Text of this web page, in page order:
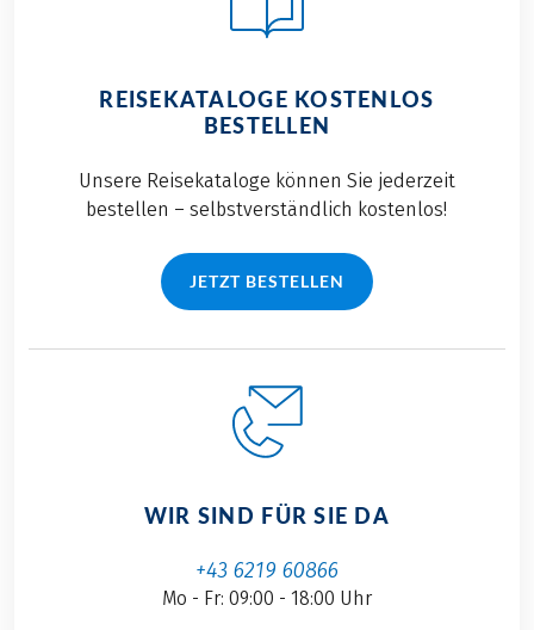
REISEKATALOGE KOSTENLOS
BESTELLEN
Unsere Reisekataloge können Sie jederzeit
bestellen – selbstverständlich kostenlos!
JETZT BESTELLEN
WIR SIND FÜR SIE DA
+43 6219 60866
Mo - Fr: 09:00 - 18:00 Uhr